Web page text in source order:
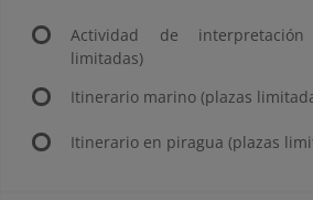
Actividad de
limitadas)
Itinerario marino (plazas
Itinerario en piragua (plazas